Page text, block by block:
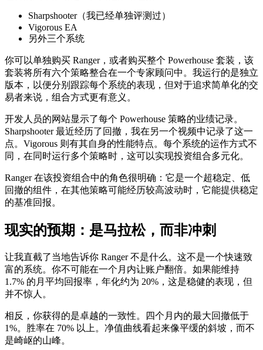
Sharpshooter（我已经单独评测过）
Vigorous EA
另外三个系统
你可以单独购买 Ranger，或者购买整个 Powerhouse 套装，该
套装将所有六个策略整合在一个专家顾问中。我运行的是独立
版本，以便分别跟踪每个系统的表现，但对于追求简单化的交
易者来说，组合方式更有意义。
开发人员的网站显示了每个 Powerhouse 策略的业绩记录。
Sharpshooter 最近经历了回撤，我在另一个视频中记录了这一
点。Vigorous 则有其自身的性能特点。每个系统的运作方式不
同，在同时运行多个策略时，这可以实现投资组合多元化。
Ranger 在该投资组合中的角色很明确：它是一个超稳定、低
回撤的组件，在其他策略可能经历较高波动时，它能提供稳定
的基准回报。
现实的预期：是马拉松，而非冲刺
让我直截了当地告诉你 Ranger 不是什么。这不是一个快速致
富的系统。你不可能在一个月内让账户翻倍。如果能维持
1.7% 的月平均回报率，年化约为 20%，这是稳健的表现，但
并不惊人。
相反，你获得的是卓越的一致性。四个月内的最大回撤低于
1%。胜率在 70% 以上。净值曲线看起来像平缓的斜坡，而不
是崎岖的山峰。